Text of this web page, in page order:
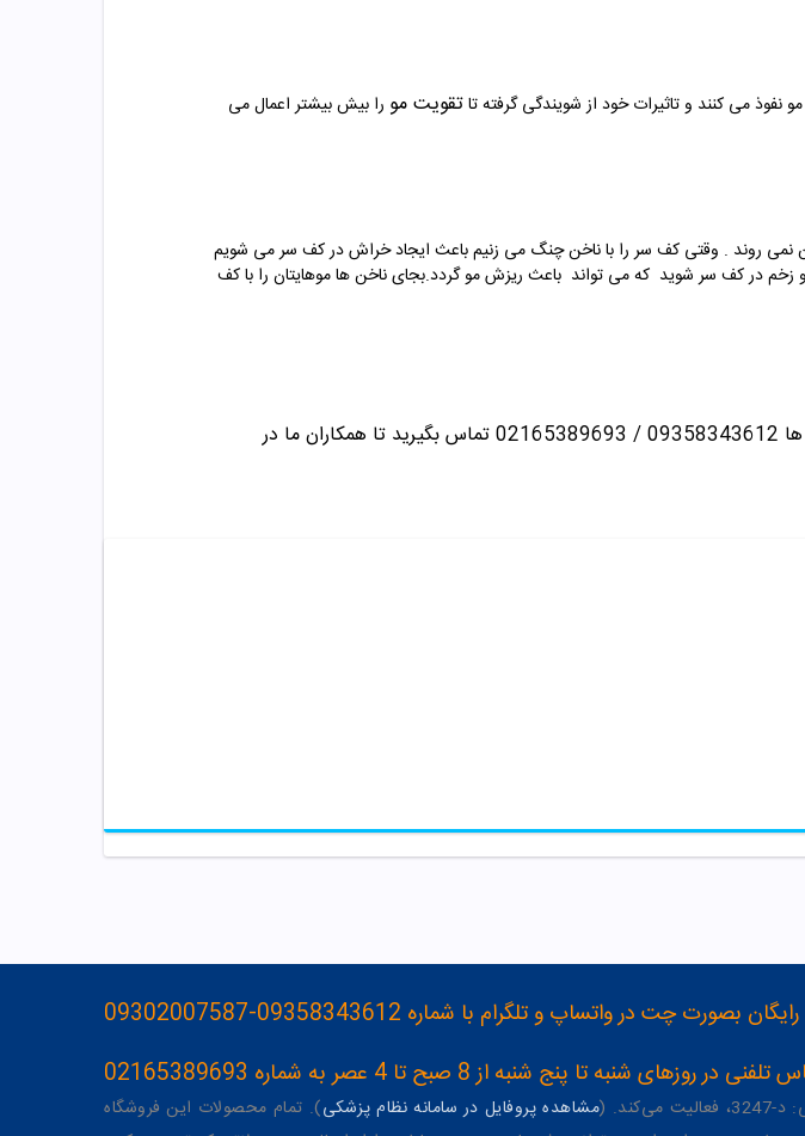
می کنند و تاثیرات خود از شویندگی گرفته تاتقویت مو را بیش بیشتر اعمال می
نمی روند . وقتی کف سر را با ناخن چنگ می زنیم باعث ایجاد خراش در کف سر می شویم
در کف سر شوید که می تواند باعث ریزش مو گردد.بجای ناخن ها موهایتان را با کف
تماس بگیرید تا همکاران ما در
بصورت چت در واتساپ و تلگرام با شماره 09358343612-09302007587
در روزهای شنبه تا پنج شنبه از 8 صبح تا 4 عصر به شماره 02165389693
( مشاهده پروفایل در سامانه نظام پزشکی). تمام محصولات این فروشگاه